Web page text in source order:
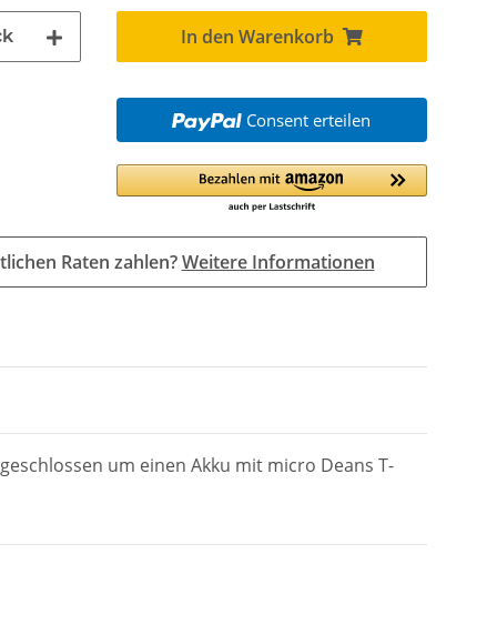
In den Warenkorb
Consent erteilen
Raten zahlen?Weitere Informationen
um einen Akku mit micro Deans T-